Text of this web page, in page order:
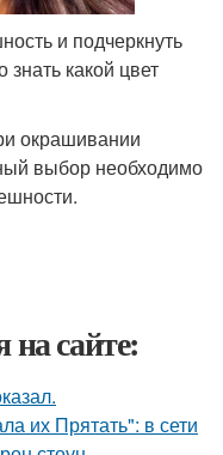
и подчеркнуть
знать какой цвет
окрашивании
выбор необходимо
на сайте:
их Прятать": в сети